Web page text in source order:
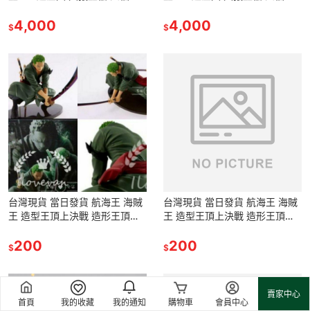
首頁 我的收藏 我的通知 購物車 會員中心
賣家中心
仔 景品 模型 雕像
$4,000
仔 景品 模型 雕像
$4,000
台灣現貨 當日發貨 航海王 海賊
王 造型王頂上決戰 造形王頂上
品 公仔
$200
台灣現貨 當日發貨 航海王 海賊
王 造型王頂上決戰 造形王頂上
品 公仔
$200